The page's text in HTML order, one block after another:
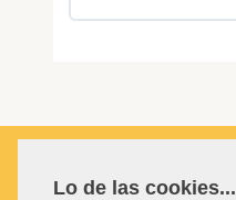
Lo de las cookies...